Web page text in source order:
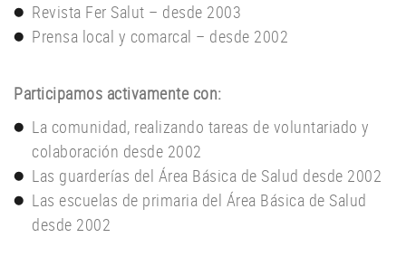
Revista Fer Salut – desde 2003
Prensa local y comarcal – desde 2002
Participamos activamente con:
La comunidad, realizando tareas de voluntariado y
colaboración desde 2002
Las guarderías del Área Básica de Salud desde 2002
Las escuelas de primaria del Área Básica de Salud
desde 2002